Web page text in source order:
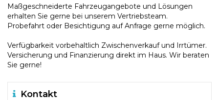
Maßgeschneiderte Fahrzeugangebote und Lösungen
erhalten Sie gerne bei unserem Vertriebsteam.
Probefahrt oder Besichtigung auf Anfrage gerne möglich.
Verfügbarkeit vorbehaltlich Zwischenverkauf und Irrtümer.
Versicherung und Finanzierung direkt im Haus. Wir beraten
Sie gerne!
Kontakt